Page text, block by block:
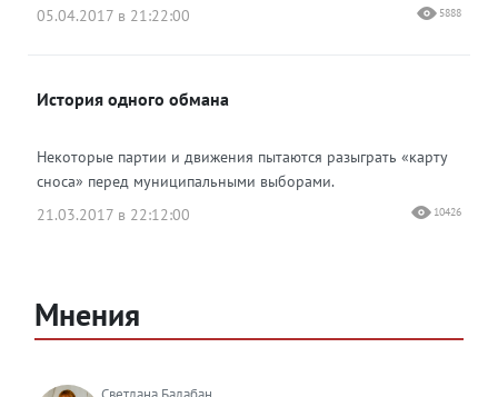
05.04.2017 в 21:22:00
5888
История одного обмана
Некоторые партии и движения пытаются разыграть «карту
сноса» перед муниципальными выборами.
21.03.2017 в 22:12:00
10426
Мнения